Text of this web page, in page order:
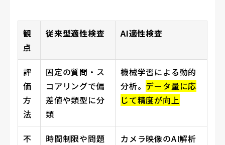
観
点
従来型適性検査 AI適性検査
評
価
方
法
固定の質問・ス
コアリングで偏
差値や類型に分
類
機械学習による動的
分析。 データ量に応
じて精度が向上
不
時間制限や問題
カメラ映像のAI解析